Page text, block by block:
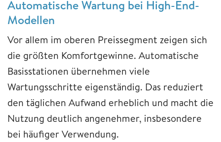
Automatische Wartung bei High-End-
Modellen
Vor allem im oberen Preissegment zeigen sich
die größten Komfortgewinne. Automatische
Basisstationen übernehmen viele
Wartungsschritte eigenständig. Das reduziert
den täglichen Aufwand erheblich und macht die
Nutzung deutlich angenehmer, insbesondere
bei häufiger Verwendung.